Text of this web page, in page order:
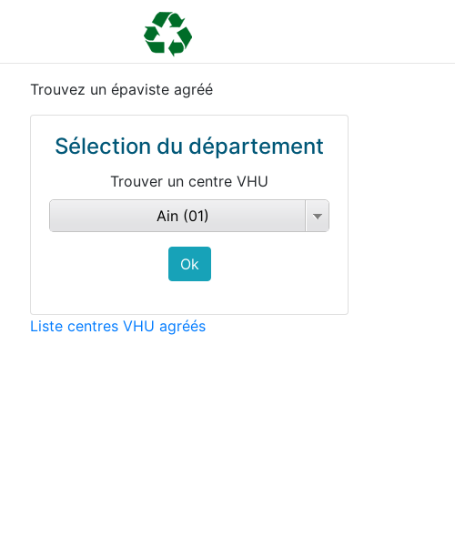
Trouvez un épaviste agréé
Sélection du département
Trouver un centre VHU
Ain (01)
Liste centres VHU agréés